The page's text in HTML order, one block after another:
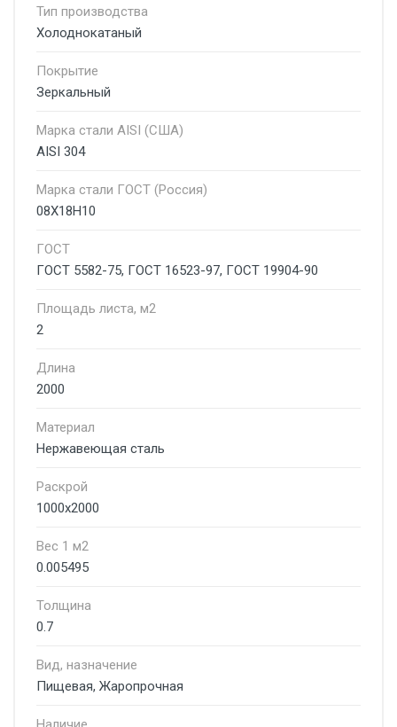
Тип производства
Холоднокатаный
Покрытие
Зеркальный
Марка стали AISI (США)
AISI 304
Марка стали ГОСТ (Россия)
08Х18Н10
ГОСТ
ГОСТ 5582-75, ГОСТ 16523-97, ГОСТ 19904-90
Площадь листа, м2
2
Длина
2000
Материал
Нержавеющая сталь
Раскрой
1000х2000
Вес 1 м2
0.005495
Толщина
0.7
Вид, назначение
Пищевая, Жаропрочная